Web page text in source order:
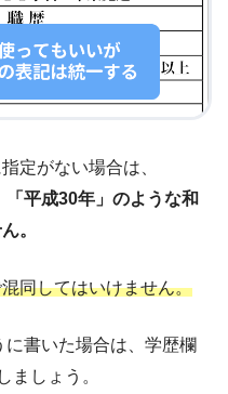
定がない場合は、
「平成30年」のような和
。
同してはいけません。
書いた場合は、学歴欄
ましょう。